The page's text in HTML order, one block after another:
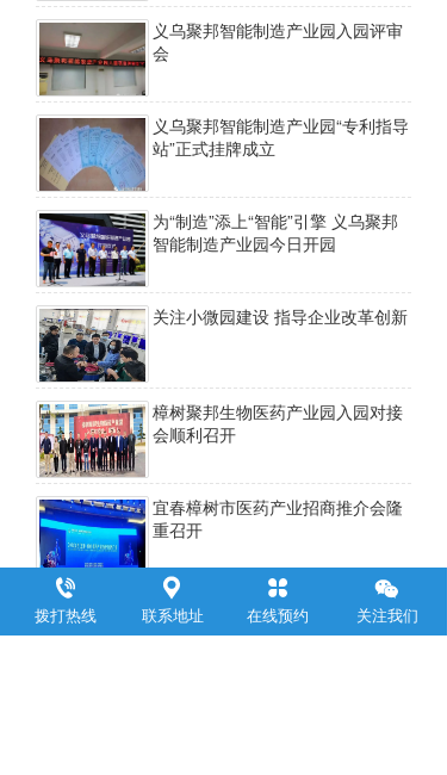
义乌聚邦智能制造产业园入园评审
会
义乌聚邦智能制造产业园“专利指导
站”正式挂牌成立
为“制造”添上“智能”引擎 义乌聚邦
智能制造产业园今日开园
关注小微园建设 指导企业改革创新
樟树聚邦生物医药产业园入园对接
会顺利召开
宜春樟树市医药产业招商推介会隆
重召开
樟树第52届全国药材药品交易会隆
重召开
拨打热线 联系地址 在线预约 关注我们